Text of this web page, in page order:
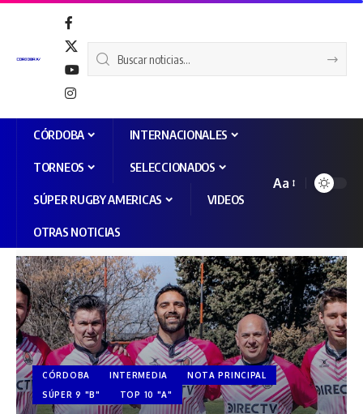
CÓRDOBA INTERNACIONALES
TORNEOS SELECCIONADOS
SÚPER RUGBY AMERICAS VIDEOS
OTRAS NOTICIAS
Aa
CÓRDOBA INTERMEDIA
NOTA PRINCIPAL
SÚPER 9 "B"
TOP 10 "A"